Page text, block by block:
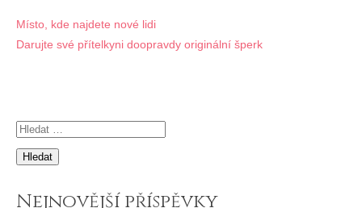
Navigace
pro
Místo, kde najdete nové lidi
Darujte své přítelkyni doopravdy originální šperk
Vyhledávání
Nejnovější příspěvky